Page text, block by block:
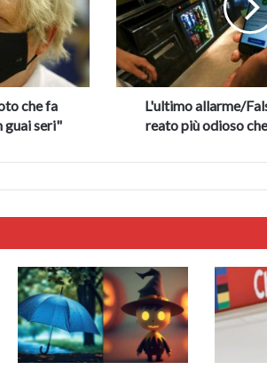
che fa
guai seri"
il
reato
più
odioso
che
L'ultimo allarme/
reato più odioso